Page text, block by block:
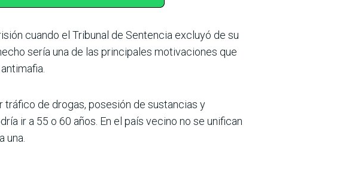
cuando el Tribunal de Sentencia excluyó de su
sería una de las principa­les motivaciones que
tráfico de drogas, posesión de sus­tancias y
ir a 55 o 60 años. En el país vecino no se unifican
una.